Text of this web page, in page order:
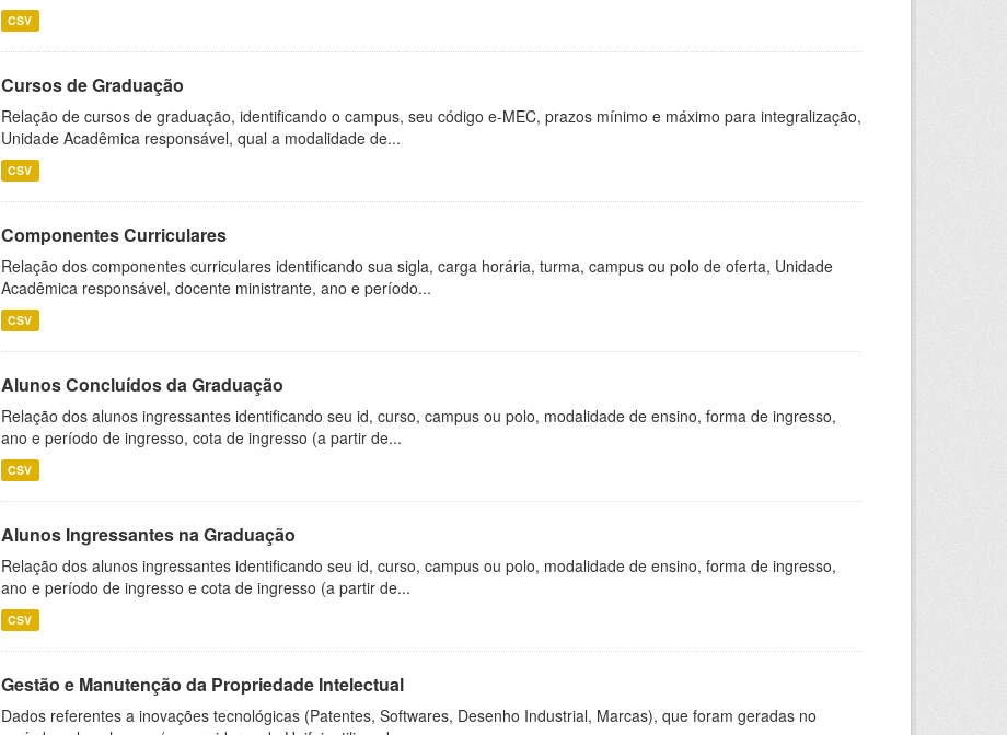
CSV
Cursos de Graduação
Relação de cursos de graduação, identificando o campus, seu código e-MEC, prazos mínimo e máximo para integralização,
Unidade Acadêmica responsável, qual a modalidade de...
CSV
Componentes Curriculares
Relação dos componentes curriculares identificando sua sigla, carga horária, turma, campus ou polo de oferta, Unidade
Acadêmica responsável, docente ministrante, ano e período...
CSV
Alunos Concluídos da Graduação
Relação dos alunos ingressantes identificando seu id, curso, campus ou polo, modalidade de ensino, forma de ingresso,
ano e período de ingresso, cota de ingresso (a partir de...
CSV
Alunos Ingressantes na Graduação
Relação dos alunos ingressantes identificando seu id, curso, campus ou polo, modalidade de ensino, forma de ingresso,
ano e período de ingresso e cota de ingresso (a partir de...
CSV
Gestão e Manutenção da Propriedade Intelectual
Dados referentes a inovações tecnológicas (Patentes, Softwares, Desenho Industrial, Marcas), que foram geradas no